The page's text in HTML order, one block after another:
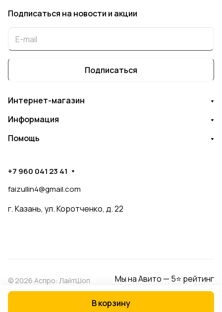
В корзину
Подписаться на новости и акции
Подписаться
Интернет-магазин
Информация
Помощь
+7 960 041 23 41
faizullin4@gmail.com
г. Казань, ул. Коротченко, д. 22
© 2026 Аспро: ЛайтШоп Мы на Авито — 5⭐ рейтинг
Оферта